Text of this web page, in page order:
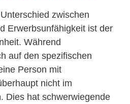
zwischen
Erwerbsunfähigkeit ist der
Während
auf den spezifischen
Person mit
nicht im
Dies hat schwerwiegende